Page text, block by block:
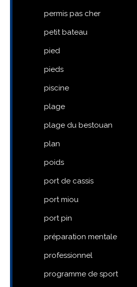
permis pas cher
petit bateau
pied
pieds
piscine
plage
plage du bestouan
plan
poids
port de cassis
port miou
port pin
préparation mentale
professionnel
programme de sport